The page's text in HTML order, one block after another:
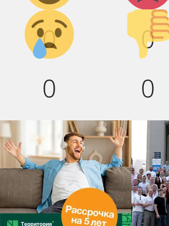
0 0
Грусть :(
0
Палец
вниз!
0